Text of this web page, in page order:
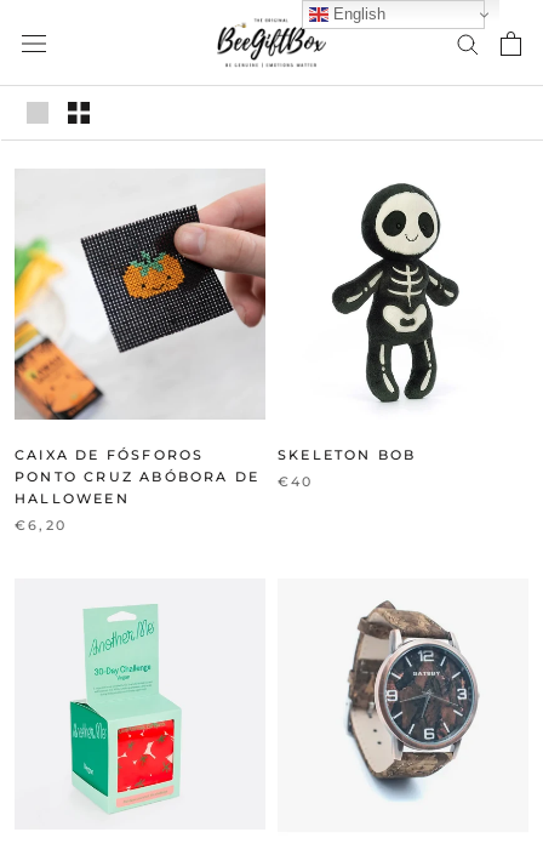
CAIXA DE FÓSFOROS
PONTO CRUZ ABÓBORA DE
HALLOWEEN
€6,20
SKELETON BOB
€40
English